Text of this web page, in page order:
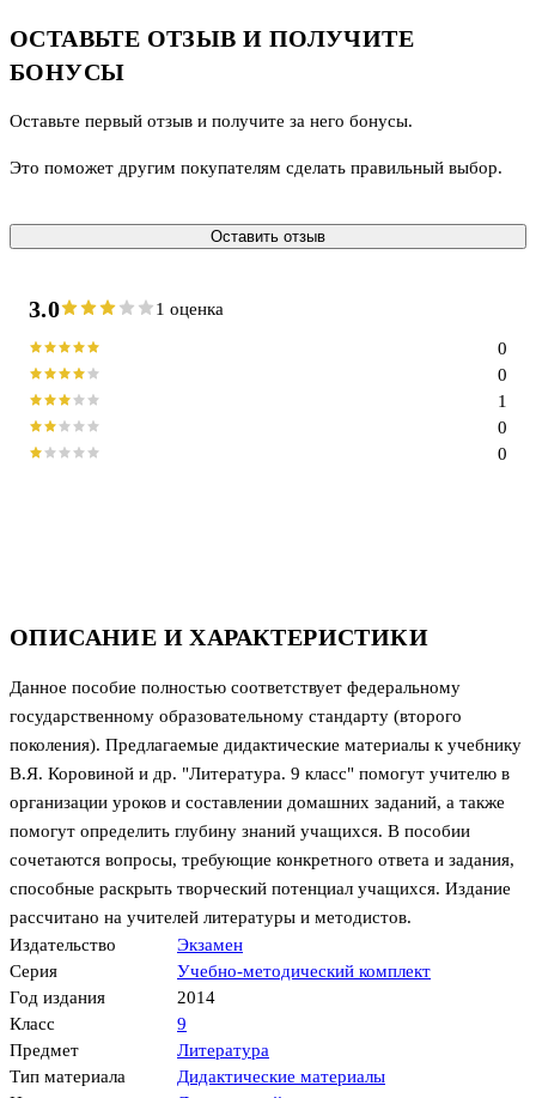
ОПИСАНИЕ И ХАРАКТЕРИСТИКИ
Данное пособие полностью соответствует федеральному
государственному образовательному стандарту (второго
поколения). Предлагаемые дидактические материалы к учебнику
В.Я. Коровиной и др. "Литература. 9 класс" помогут учителю в
организации уроков и составлении домашних заданий, а также
помогут определить глубину знаний учащихся. В пособии
сочетаются вопросы, требующие конкретного ответа и задания,
способные раскрыть творческий потенциал учащихся. Издание
рассчитано на учителей литературы и методистов.
Издательство
Экзамен
Серия
Учебно-методический комплект
Год издания
2014
Класс
9
Предмет
Литература
Тип материала
Дидактические материалы
ОСТАВЬТЕ ОТЗЫВ И ПОЛУЧИТЕ
БОНУСЫ
Оставьте первый отзыв и получите за него бонусы.
Это поможет другим покупателям сделать правильный выбор.
Оставить отзыв
3.0 1 оценка
0
0
1
0
0